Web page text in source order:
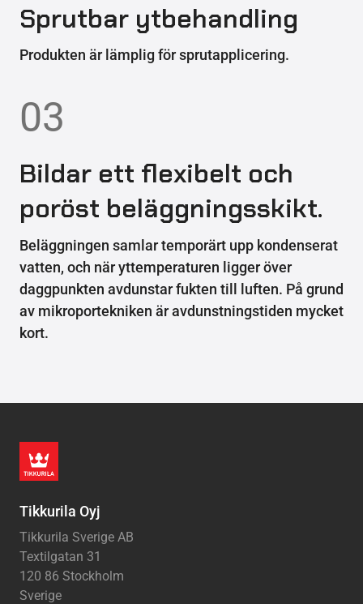
Sprutbar ytbehandling
Produkten är lämplig för sprutapplicering.
03
Bildar ett flexibelt och
poröst beläggningsskikt.
Beläggningen samlar temporärt upp kondenserat
vatten, och när yttemperaturen ligger över
daggpunkten avdunstar fukten till luften. På grund
av mikroportekniken är avdunstningstiden mycket
kort.
Tikkurila Oyj
Tikkurila Sverige AB
Textilgatan 31
120 86 Stockholm
Sverige